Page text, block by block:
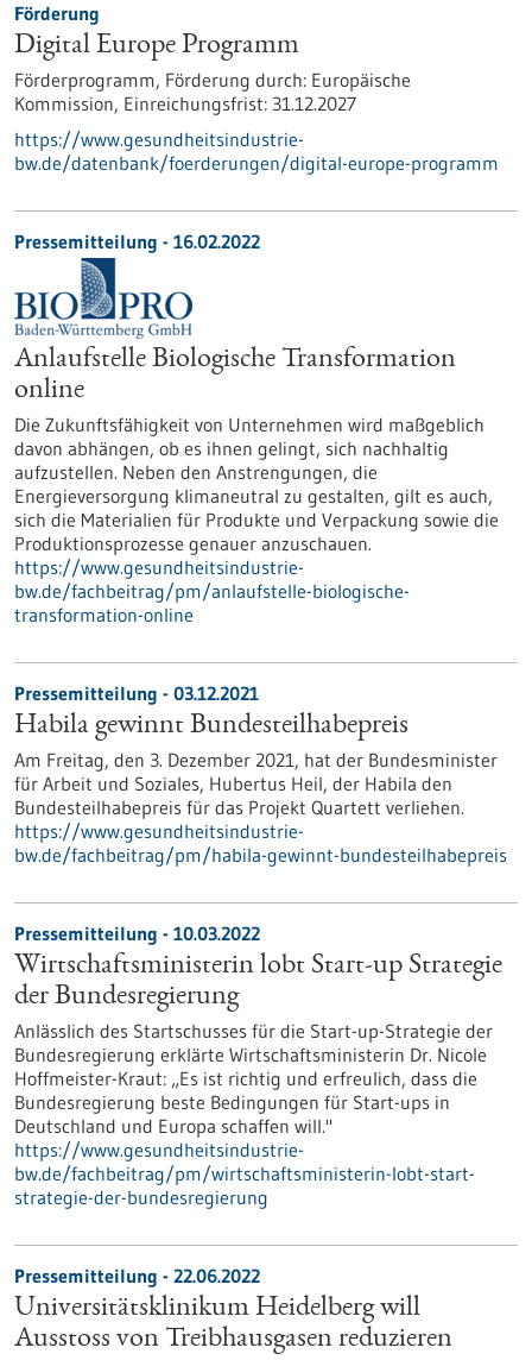
Förderung
Digital Europe Programm
Förderprogramm, Förderung durch: Europäische
Kommission, Einreichungsfrist: 31.12.2027
https://www.gesundheitsindustrie-
bw.de/datenbank/foerderungen/digital-europe-programm
Pressemitteilung - 16.02.2022
Anlaufstelle Biologische Transformation
online
Die Zukunftsfähigkeit von Unternehmen wird maßgeblich
davon abhängen, ob es ihnen gelingt, sich nachhaltig
aufzustellen. Neben den Anstrengungen, die
Energieversorgung klimaneutral zu gestalten, gilt es auch,
sich die Materialien für Produkte und Verpackung sowie die
Produktionsprozesse genauer anzuschauen.
https://www.gesundheitsindustrie-
bw.de/fachbeitrag/pm/anlaufstelle-biologische-
transformation-online
Pressemitteilung - 03.12.2021
Habila gewinnt Bundesteilhabepreis
Am Freitag, den 3. Dezember 2021, hat der Bundesminister
für Arbeit und Soziales, Hubertus Heil, der Habila den
Bundesteilhabepreis für das Projekt Quartett verliehen.
https://www.gesundheitsindustrie-
bw.de/fachbeitrag/pm/habila-gewinnt-bundesteilhabepreis
Pressemitteilung - 10.03.2022
Wirtschaftsministerin lobt Start-up Strategie
der Bundesregierung
Anlässlich des Startschusses für die Start-up-Strategie der
Bundesregierung erklärte Wirtschaftsministerin Dr. Nicole
Hoffmeister-Kraut: „Es ist richtig und erfreulich, dass die
Bundesregierung beste Bedingungen für Start-ups in
Deutschland und Europa schaffen will."
https://www.gesundheitsindustrie-
bw.de/fachbeitrag/pm/wirtschaftsministerin-lobt-start-
strategie-der-bundesregierung
Pressemitteilung - 22.06.2022
Universitätsklinikum Heidelberg will
Ausstoss von Treibhausgasen reduzieren